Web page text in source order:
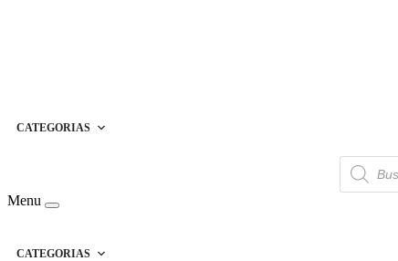
CATEGORIAS
Búsqueda
de
productos
Menu
CATEGORIAS